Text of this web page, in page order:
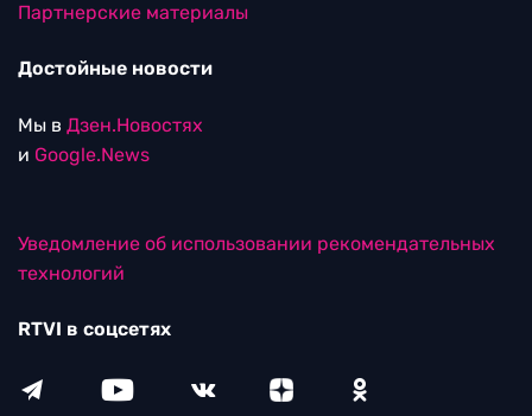
Партнерские материалы
Достойные новости
Мы в Дзен.Новостях
и Google.News
Уведомление об использовании рекомендательных
технологий
RTVI в соцсетях